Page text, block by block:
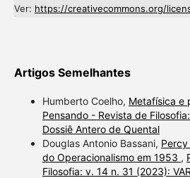
Ver: https://creativecommons.org/
Artigos Semelhantes
Humberto Coelho, Metafísica e
Pensando - Revista de
Dossiê Antero de Quental
Douglas Antonio Bassani, Percy
do Operacionalismo em 1953 ,
Filosofia: v. 14 n. 31 (2023):